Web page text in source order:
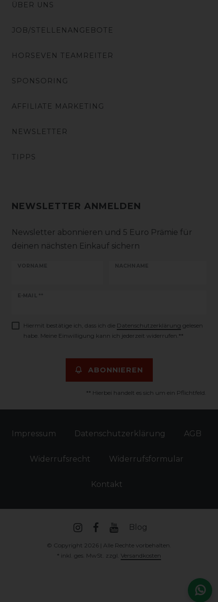
ÜBER UNS
JOB/STELLENANGEBOTE
HORSEVEN TEAMREITER
SPONSORING
AFFILIATE MARKETING
NEWSLETTER
TIPPS
NEWSLETTER ANMELDEN
Newsletter abonnieren und 5 Euro Prämie für
deinen nächsten Einkauf sichern
VORNAME NACHNAME
E-MAIL **
Newsletter
Hiermit bestätige ich, dass ich die Daten­schutz­erklärung gelesen
habe. Meine Einwilligung kann ich jederzeit widerrufen.**
ABONNIEREN
** Hierbei handelt es sich um ein Pflichtfeld.
Impressum Daten­schutz­erklärung AGB
Widerrufs­recht Widerrufs­formular
Kontakt
Blog
© Copyright 2026 | Alle Rechte vorbehalten.
* inkl. ges. MwSt. zzgl. Versandkosten